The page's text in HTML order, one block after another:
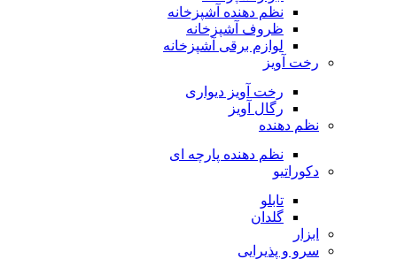
نظم دهنده آشپزخانه
ظروف آشپزخانه
لوازم برقی آشپزخانه
رخت آویز
رخت آویز دیواری
رگال آویز
نظم دهنده
نظم دهنده پارچه ای
دکوراتیو
تابلو
گلدان
ابزار
سرو و پذیرایی